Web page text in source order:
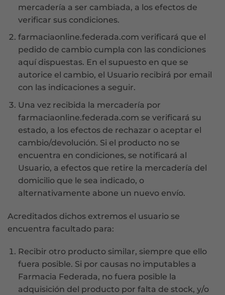
mercadería a ser cambiada, a los efectos de
verificar sus condiciones.
farmaciaonline.federada.com verificará que el
pedido de cambio cumpla con las condiciones
aquí dispuestas. En el supuesto en que se
autorice el cambio, el Usuario recibirá por email
con las indicaciones a seguir.
Una vez recibida la mercadería por
farmaciaonline.federada.com se verificará su
estado, a los efectos de rechazar o aceptar el
cambio/devolución. Si el producto no se
encuentra en condiciones, se notificará al
Usuario, a efectos que retire la mercadería del
domicilio que le sea indicado, o
alternativamente abone un nuevo envío.
Acreditados dichos extremos el usuario se
encuentra facultado para:
Recibir otro producto similar, siempre que ello
fuera posible. Si por causas no imputables a
Farmacia Federada, no fuera posible la
adquisición del producto por falta de stock, y/o